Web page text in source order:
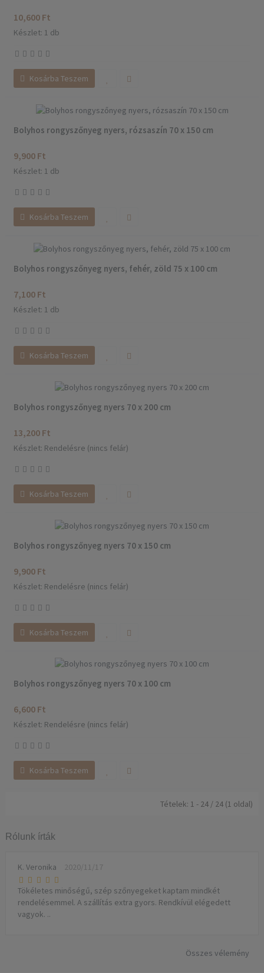
10,600 Ft
Készlet: 1 db
Kosárba Teszem
Bolyhos rongyszőnyeg nyers, rózsaszín 70 x 150 cm
9,900 Ft
Készlet: 1 db
Kosárba Teszem
Bolyhos rongyszőnyeg nyers, fehér, zöld 75 x 100 cm
7,100 Ft
Készlet: 1 db
Kosárba Teszem
Bolyhos rongyszőnyeg nyers 70 x 200 cm
13,200 Ft
Készlet: Rendelésre (nincs felár)
Kosárba Teszem
Bolyhos rongyszőnyeg nyers 70 x 150 cm
9,900 Ft
Készlet: Rendelésre (nincs felár)
Kosárba Teszem
Bolyhos rongyszőnyeg nyers 70 x 100 cm
6,600 Ft
Készlet: Rendelésre (nincs felár)
Kosárba Teszem
Tételek: 1 - 24 / 24 (1 oldal)
Rólunk írták
K. Veronika 2020/11/17
Tökéletes minőségű, szép szőnyegeket kaptam mindkét
rendelésemmel. A szállítás extra gyors. Rendkívül elégedett
vagyok. ..
Összes vélemény